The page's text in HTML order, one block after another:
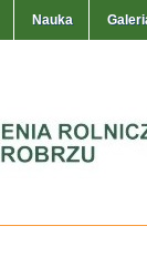
Nauka